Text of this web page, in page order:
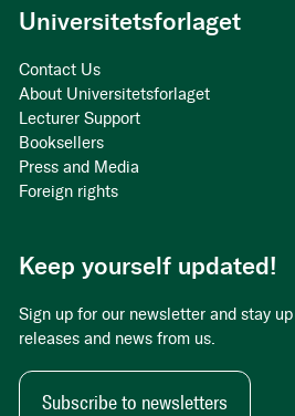
Universitetsforlaget
Contact Us
About Universitetsforlaget
Lecturer Support
Booksellers
Press and Media
Foreign rights
Keep yourself updated!
Sign up for our newsletter and stay
releases and news from us.
Subscribe to newsletters